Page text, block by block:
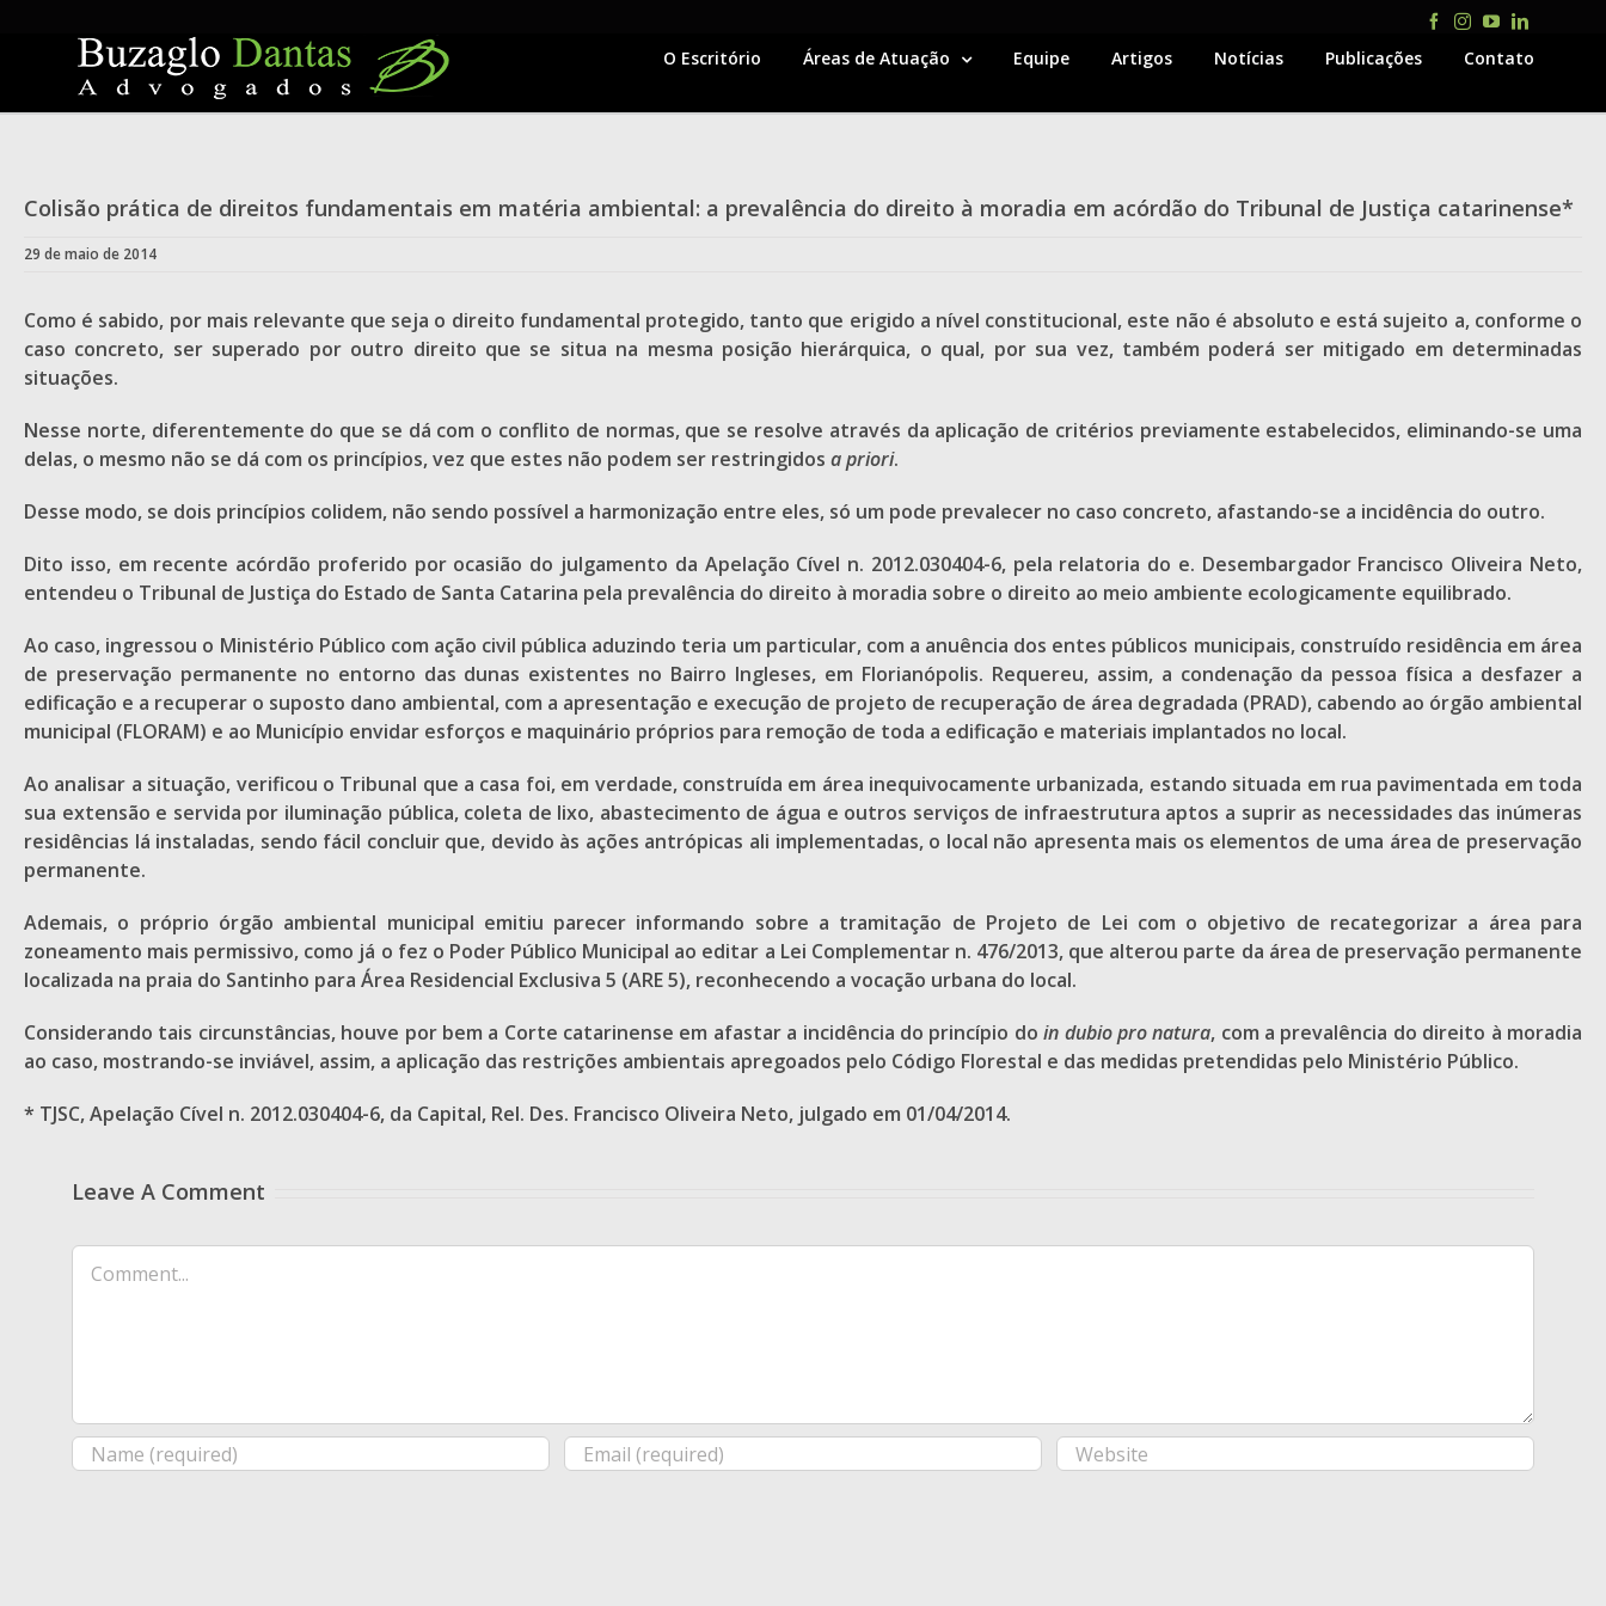
Facebook
Instagram
YouTubeLinkedIn
O Escritório Áreas de Atuação Equipe Artigos Notícias Publicações Contato
Colisão prática de direitos fundamentais em matéria ambiental: a prevalência do direito à moradia em acórdão do Tribunal de Justiça catarinense*
29 de maio de 2014
Como é sabido, por mais relevante que seja o direito fundamental protegido, tanto que erigido a nível constitucional, este não é absoluto e está sujeito a, conforme o
caso concreto, ser superado por outro direito que se situa na mesma posição hierárquica, o qual, por sua vez, também poderá ser mitigado em determinadas
situações.
Nesse norte, diferentemente do que se dá com o conflito de normas, que se resolve através da aplicação de critérios previamente estabelecidos, eliminando-se uma
delas, o mesmo não se dá com os princípios, vez que estes não podem ser restringidos a priori.
Desse modo, se dois princípios colidem, não sendo possível a harmonização entre eles, só um pode prevalecer no caso concreto, afastando-se a incidência do outro.
Dito isso, em recente acórdão proferido por ocasião do julgamento da Apelação Cível n. 2012.030404-6, pela relatoria do e. Desembargador Francisco Oliveira Neto,
entendeu o Tribunal de Justiça do Estado de Santa Catarina pela prevalência do direito à moradia sobre o direito ao meio ambiente ecologicamente equilibrado.
Ao caso, ingressou o Ministério Público com ação civil pública aduzindo teria um particular, com a anuência dos entes públicos municipais, construído residência em área
de preservação permanente no entorno das dunas existentes no Bairro Ingleses, em Florianópolis. Requereu, assim, a condenação da pessoa física a desfazer a
edificação e a recuperar o suposto dano ambiental, com a apresentação e execução de projeto de recuperação de área degradada (PRAD), cabendo ao órgão ambiental
municipal (FLORAM) e ao Município envidar esforços e maquinário próprios para remoção de toda a edificação e materiais implantados no local.
Ao analisar a situação, verificou o Tribunal que a casa foi, em verdade, construída em área inequivocamente urbanizada, estando situada em rua pavimentada em toda
sua extensão e servida por iluminação pública, coleta de lixo, abastecimento de água e outros serviços de infraestrutura aptos a suprir as necessidades das inúmeras
residências lá instaladas, sendo fácil concluir que, devido às ações antrópicas ali implementadas, o local não apresenta mais os elementos de uma área de preservação
permanente.
Ademais, o próprio órgão ambiental municipal emitiu parecer informando sobre a tramitação de Projeto de Lei com o objetivo de recategorizar a área para
zoneamento mais permissivo, como já o fez o Poder Público Municipal ao editar a Lei Complementar n. 476/2013, que alterou parte da área de preservação permanente
localizada na praia do Santinho para Área Residencial Exclusiva 5 (ARE 5), reconhecendo a vocação urbana do local.
Considerando tais circunstâncias, houve por bem a Corte catarinense em afastar a incidência do princípio doin dubio pro natura, com a prevalência do direito à moradia
ao caso, mostrando-se inviável, assim, a aplicação das restrições ambientais apregoados pelo Código Florestal e das medidas pretendidas pelo Ministério Público.
* TJSC, Apelação Cível n. 2012.030404-6, da Capital, Rel. Des. Francisco Oliveira Neto, julgado em 01/04/2014.
Leave A Comment
Comment